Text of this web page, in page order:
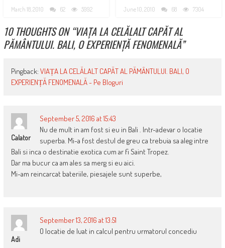
March 18, 2010 62 5992 June 10, 2010 68 7304
10 THOUGHTS ON “VIAȚA LA CELĂLALT CAPĂT AL
PĂMÂNTULUI. BALI, O EXPERIENȚĂ FENOMENALĂ”
Pingback: VIAȚA LA CELĂLALT CAPĂT AL PĂMÂNTULUI. BALI, O
EXPERIENȚĂ FENOMENALĂ - Pe Bloguri
Calator
September 5, 2016 at 15:43
Nu de mult in am fost si eu in Bali . Intr-adevar o locatie
superba. Mi-a fost destul de greu ca trebuia sa aleg intre
Bali si inca o destinatie exotica cum ar fi Saint Tropez.
Dar ma bucur ca am ales sa merg si eu aici.
Mi-am reincarcat bateriile, piesajele sunt superbe,
Adi
September 13, 2016 at 13:51
O locatie de luat in calcul pentru urmatorul concediu